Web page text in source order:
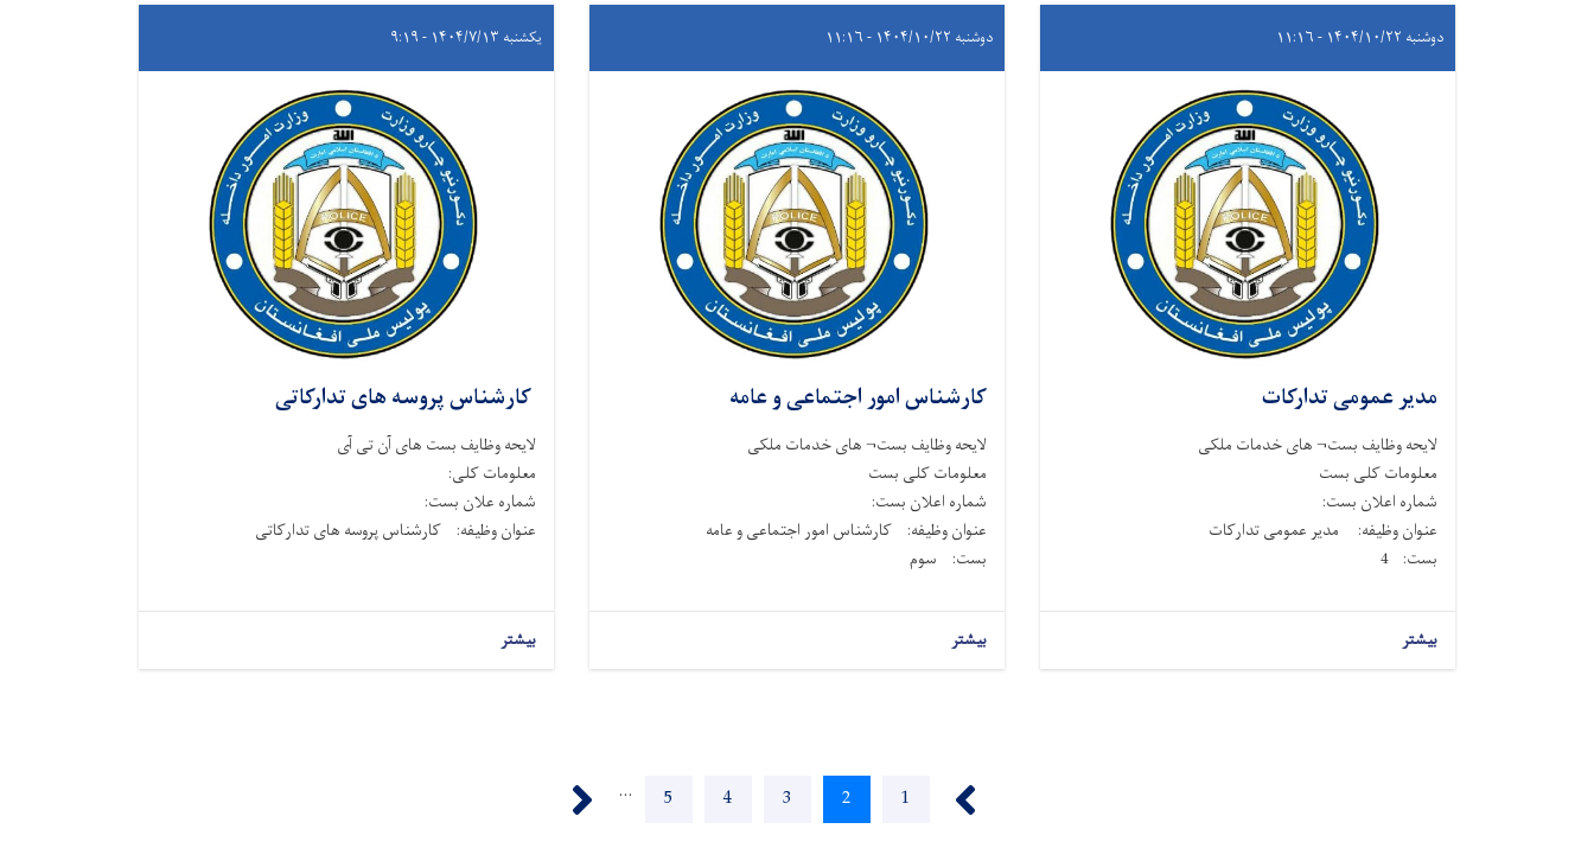
دوشنبه ۱۴۰۴/۱۰/۲۲ - ۱۱:۱۶
مدیر عمومی تدارکات
لایحه وظایف بست¬ های خدمات ملکی
معلومات کلی بست
شماره اعلان بست:
عنوان وظیفه: مدیر عمومی تدارکات
بست: 4
بیشتر
دوشنبه ۱۴۰۴/۱۰/۲۲ - ۱۱:۱۶
کارشناس امور اجتماعی و عامه
لایحه وظایف بست¬ های خدمات ملکی
معلومات کلی بست
شماره اعلان بست:
عنوان وظیفه: کارشناس امور اجتماعی و عامه
بست: سوم
بیشتر
یکشنبه ۱۴۰۴/۷/۱۳ - ۹:۱۹
کارشناس پروسه های تدارکاتی
لایحه وظایف بست های آن تی آی
معلومات کلی:
شماره علان بست:
عنوان وظیفه: کارشناس پروسه های تدارکاتی
بیشتر
Pagination
Page
1
Current
2
Page
3
Page
4
Page
5
…